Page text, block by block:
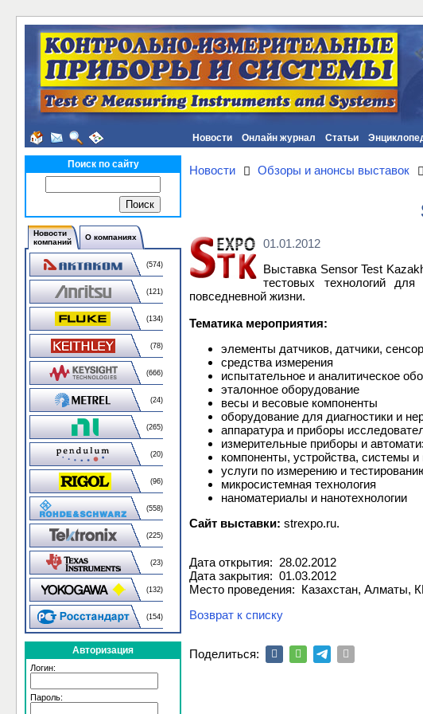
Новости Онлайн журнал Статьи
Поиск по сайту
Новости
компаний
О компаниях
(574)
(121)
(134)
(78)
(666)
(24)
(265)
(20)
(96)
(558)
(225)
(23)
(132)
(154)
Авторизация
Логин:
Пароль:
Новости Обзоры и анонсы выставок
01.01.2012
Выставка Sensor Test
тестовых технологий
повседневной жизни.
Тематика мероприятия:
элементы датчиков, датчики,
средства измерения
испытательное и аналитическое
эталонное оборудование
весы и весовые компоненты
оборудование для диагностики и
аппаратура и приборы
измерительные приборы и
компоненты, устройства, системы
услуги по измерению и
микросистемная технология
наноматериалы и нанотехнологии
Сайт выставки: strexpo.ru.
Дата открытия: 28.02.2012
Дата закрытия: 01.03.2012
Место проведения: Казахстан, Алматы,
Возврат к списку
Поделиться: